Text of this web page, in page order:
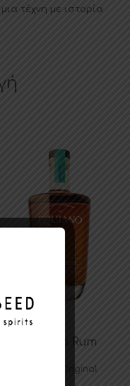
τέχνη με ιστορία
Equiano Rum
Equiano Original